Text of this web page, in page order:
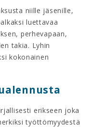
niille jäsenille,
luettavaa
perhevapaan,
takia. Lyhin
kokonainen
erikseen joka
työttömyydestä